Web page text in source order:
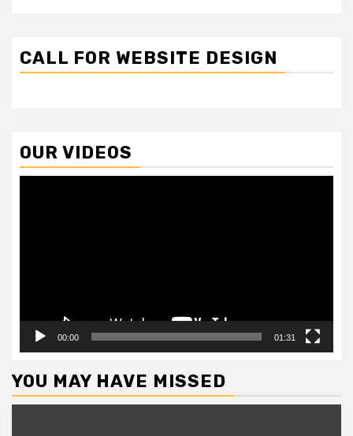
CALL FOR WEBSITE DESIGN
OUR VIDEOS
00:00 01:31
YOU MAY HAVE MISSED